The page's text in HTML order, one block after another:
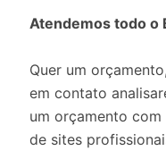
Atendemos todo o
Quer um
em contato
um orçamento
de sites